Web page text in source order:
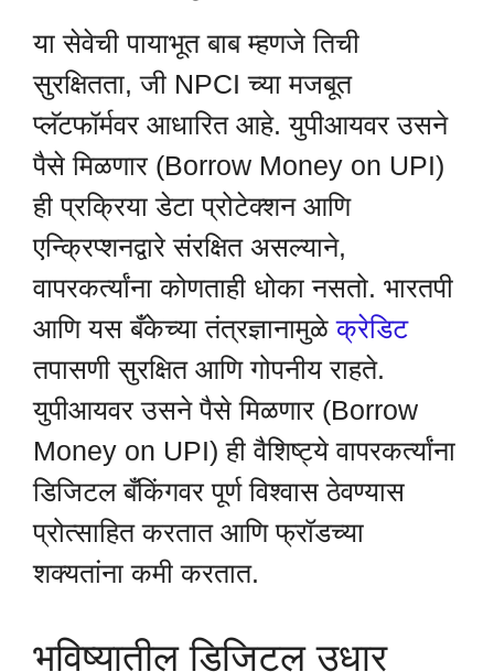
या सेवेची पायाभूत बाब म्हणजे तिची
सुरक्षितता, जी NPCI च्या मजबूत
प्लॅटफॉर्मवर आधारित आहे. युपीआयवर उसने
पैसे मिळणार (Borrow Money on UPI)
ही प्रक्रिया डेटा प्रोटेक्शन आणि
एन्क्रिप्शनद्वारे संरक्षित असल्याने,
वापरकर्त्यांना कोणताही धोका नसतो. भारतपी
आणि यस बँकेच्या तंत्रज्ञानामुळेक्रेडिट
तपासणी सुरक्षित आणि गोपनीय राहते.
युपीआयवर उसने पैसे मिळणार (Borrow
Money on UPI) ही वैशिष्ट्ये वापरकर्त्यांना
डिजिटल बँकिंगवर पूर्ण विश्वास ठेवण्यास
प्रोत्साहित करतात आणि फ्रॉडच्या
शक्यतांना कमी करतात.
भविष्यातील डिजिटल उधार